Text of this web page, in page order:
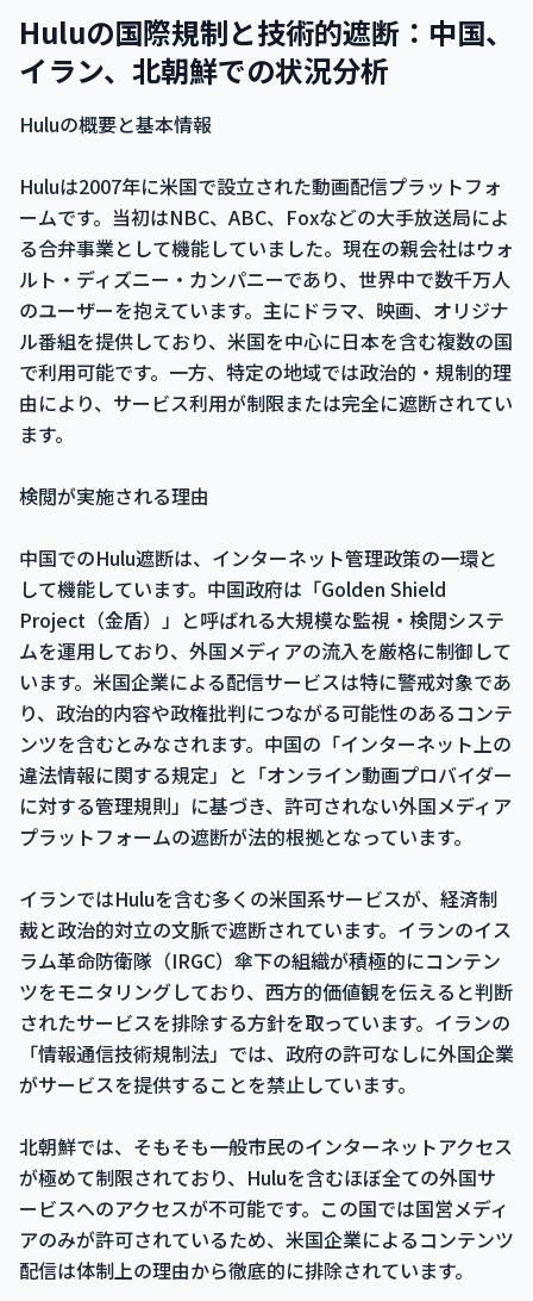
Huluの国際規制と技術的遮断：中国、
イラン、北朝鮮での状況分析
Huluの概要と基本情報
Huluは2007年に米国で設立された動画配信プラットフォ
ームです。当初はNBC、ABC、Foxなどの大手放送局によ
る合弁事業として機能していました。現在の親会社はウォ
ルト・ディズニー・カンパニーであり、世界中で数千万人
のユーザーを抱えています。主にドラマ、映画、オリジナ
ル番組を提供しており、米国を中心に日本を含む複数の国
で利用可能です。一方、特定の地域では政治的・規制的理
由により、サービス利用が制限または完全に遮断されてい
ます。
検閲が実施される理由
中国でのHulu遮断は、インターネット管理政策の一環と
して機能しています。中国政府は「Golden Shield
Project（金盾）」と呼ばれる大規模な監視・検閲システ
ムを運用しており、外国メディアの流入を厳格に制御して
います。米国企業による配信サービスは特に警戒対象であ
り、政治的内容や政権批判につながる可能性のあるコンテ
ンツを含むとみなされます。中国の「インターネット上の
違法情報に関する規定」と「オンライン動画プロバイダー
に対する管理規則」に基づき、許可されない外国メディア
プラットフォームの遮断が法的根拠となっています。
イランではHuluを含む多くの米国系サービスが、経済制
裁と政治的対立の文脈で遮断されています。イランのイス
ラム革命防衛隊（IRGC）傘下の組織が積極的にコンテン
ツをモニタリングしており、西方的価値観を伝えると判断
されたサービスを排除する方針を取っています。イランの
「情報通信技術規制法」では、政府の許可なしに外国企業
がサービスを提供することを禁止しています。
北朝鮮では、そもそも一般市民のインターネットアクセス
が極めて制限されており、Huluを含むほぼ全ての外国サ
ービスへのアクセスが不可能です。この国では国営メディ
アのみが許可されているため、米国企業によるコンテンツ
配信は体制上の理由から徹底的に排除されています。